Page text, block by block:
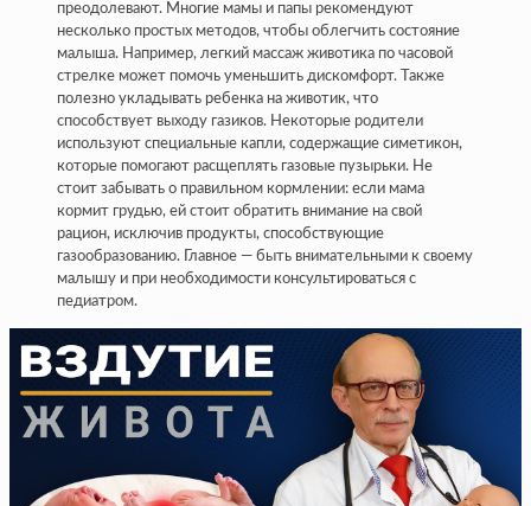
преодолевают. Многие мамы и папы рекомендуют
несколько простых методов, чтобы облегчить состояние
малыша. Например, легкий массаж животика по часовой
стрелке может помочь уменьшить дискомфорт. Также
полезно укладывать ребенка на животик, что
способствует выходу газиков. Некоторые родители
используют специальные капли, содержащие симетикон,
которые помогают расщеплять газовые пузырьки. Не
стоит забывать о правильном кормлении: если мама
кормит грудью, ей стоит обратить внимание на свой
рацион, исключив продукты, способствующие
газообразованию. Главное — быть внимательными к своему
малышу и при необходимости консультироваться с
педиатром.